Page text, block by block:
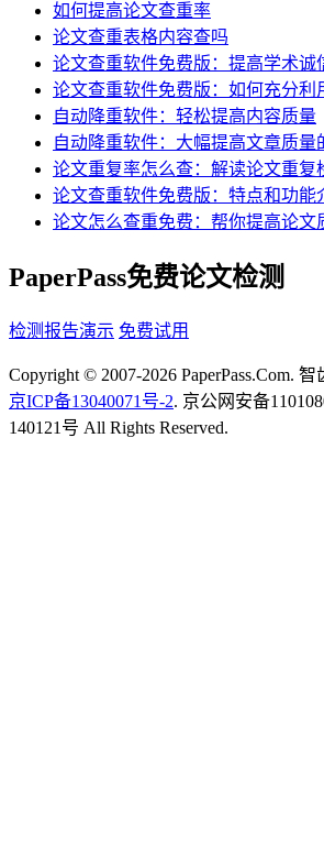
如何提高论文查重率
论文查重表格内容查吗
论文查重软件免费版：提高学术诚
论文查重软件免费版：如何充分利
自动降重软件：轻松提高内容质量
自动降重软件：大幅提高文章质量
论文重复率怎么查：解读论文重复
论文查重软件免费版：特点和功能
论文怎么查重免费：帮你提高论文
PaperPass免费论文检测
检测报告演示 免费试用
Copyright © 2007-2026 PaperPass.Com. 智
京ICP备13040071号-2. 京公网安备
140121号 All Rights Reserved.